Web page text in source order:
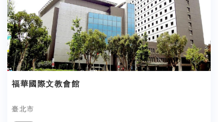
福華國際文教會館
臺北市